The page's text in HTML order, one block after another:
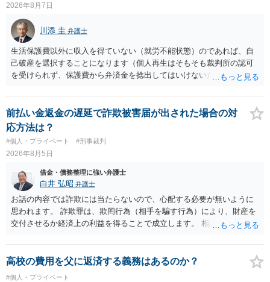
2026年8月7日
川添 圭 弁護士
生活保護費以外に収入を得ていない（就労不能状態）のであれば、自
己破産を選択することになります（個人再生はそもそも裁判所の認可
を受けられず、保護費から弁済金を捻出してはいけないため任意整理
士費用は法テラスが負担し、裁判所の予納金等も法テラスが援助して
くれるため、弁護士へ自己破産を任せれば解決します。
前払い金返金の遅延で詐欺被害届が出された場合の対
応方法は？
#個人・プライベート #刑事裁判
2026年8月5日
借金・債務整理に強い弁護士
白井 弘昭 弁護士
お話の内容では詐欺には当たらないので、心配する必要が無いように
思われます。 詐欺罪は、欺罔行為（相手を騙す行為）により、財産を
交付させるか経済上の利益を得ることで成立します。 相談者さんは、
ので、詐欺罪の実行行為性が無く罪に問うことはできません。 おそら
く、相手が真実を話せば警察も取り合わないと思いますが、虚偽の内
容を述べた場合は、捜査はあるかもしれません。 ただし、捜査におい
高校の費用を父に返済する義務はあるのか？
#個人・プライベート